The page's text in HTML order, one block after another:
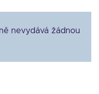
nevydává žádnou